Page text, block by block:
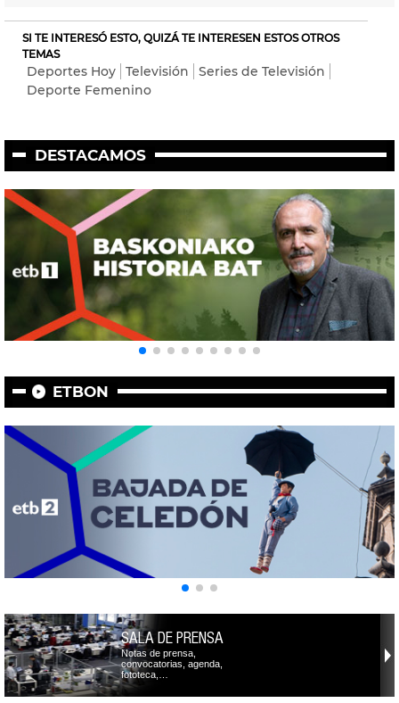
SI TE INTERESÓ ESTO, QUIZÁ TE INTERESEN ESTOS OTROS
TEMAS
Deportes Hoy Televisión
Series de Televisión
Deporte Femenino
DESTACAMOS
ETBON
SALA DE PRENSA
Notas de prensa,
convocatorias, agenda,
fototeca,…